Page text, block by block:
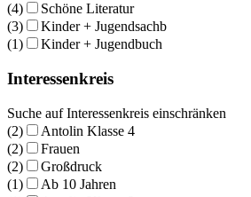
(4)
Schöne Literatur
(3)
Kinder + Jugendsachb
(1)
Kinder + Jugendbuch
Interessenkreis
Suche auf Interessenkreis einschränken
(2)
Antolin Klasse 4
(2)
Frauen
(2)
Großdruck
(1)
Ab 10 Jahren